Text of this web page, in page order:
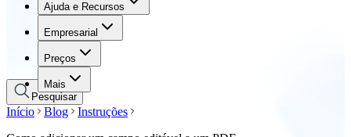
Ajuda e Recursos
Empresarial
Preços
Mais
Ajuda e Recursos
Empresarial
Preços
Pesquisar
Início Blog
Instruções